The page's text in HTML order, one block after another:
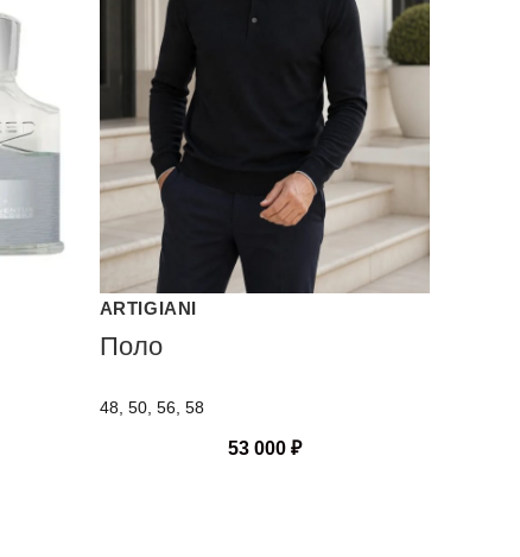
ARTIGIANI
Поло
48, 50, 56, 58
53 000 ₽